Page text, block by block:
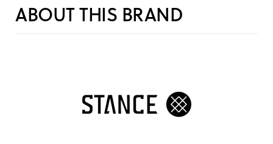
ABOUT THIS BRAND